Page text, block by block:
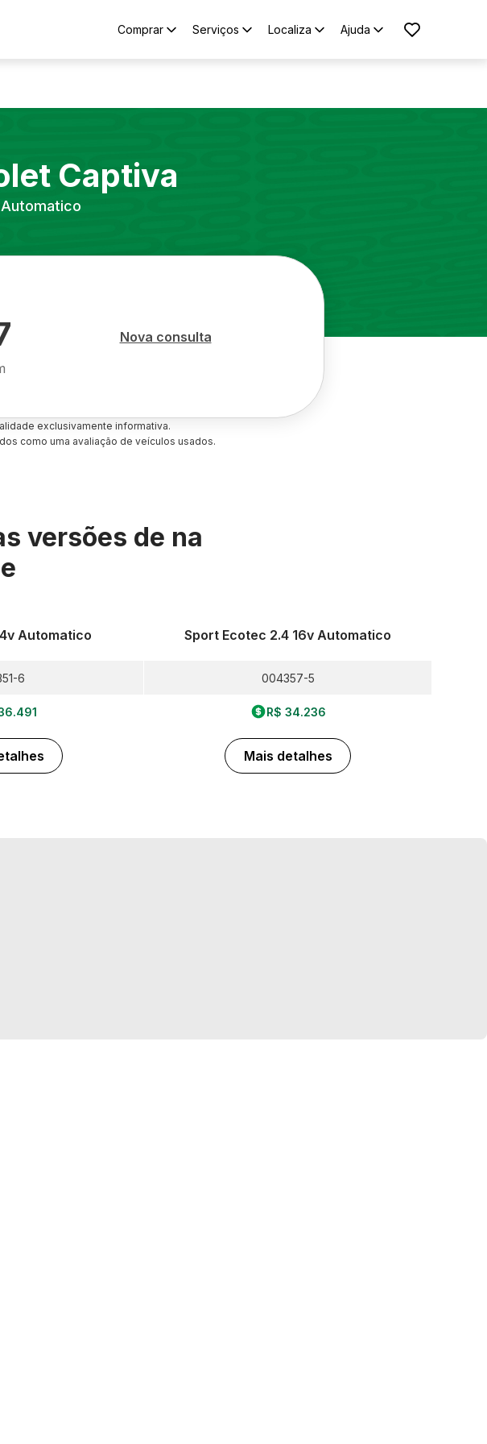
Comprar Serviços Localiza Ajuda
Captiva
Nova consulta
exclusivamente informativa.
como uma avaliação de veículos usados.
versões de na
Automatico
6
Sport Ecotec 2.4 16v Automatico
004357-5
R$ 34.236
Mais detalhes